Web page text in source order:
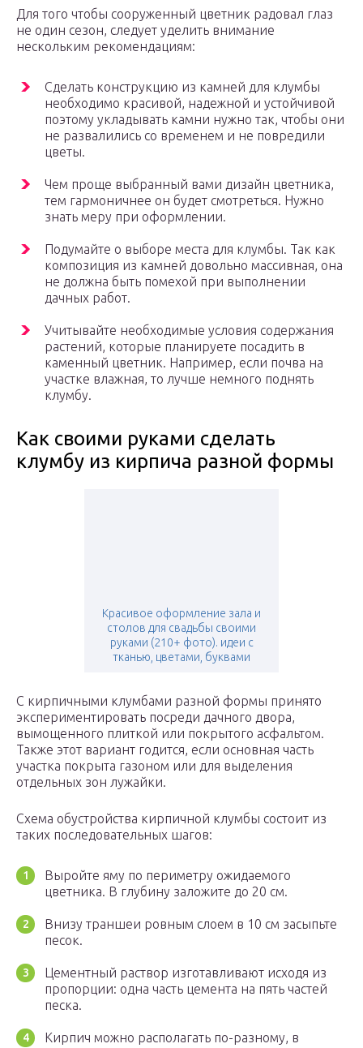
Для того чтобы сооруженный цветник радовал глаз
не один сезон, следует уделить внимание
нескольким рекомендациям:
Сделать конструкцию из камней для клумбы
необходимо красивой, надежной и устойчивой
поэтому укладывать камни нужно так, чтобы они
не развалились со временем и не повредили
цветы.
Чем проще выбранный вами дизайн цветника,
тем гармоничнее он будет смотреться. Нужно
знать меру при оформлении.
Подумайте о выборе места для клумбы. Так как
композиция из камней довольно массивная, она
не должна быть помехой при выполнении
дачных работ.
Учитывайте необходимые условия содержания
растений, которые планируете посадить в
каменный цветник. Например, если почва на
участке влажная, то лучше немного поднять
клумбу.
Как своими руками сделать
клумбу из кирпича разной формы
Красивое оформление зала и
столов для свадьбы своими
руками (210+ фото). идеи с
тканью, цветами, буквами
С кирпичными клумбами разной формы принято
экспериментировать посреди дачного двора,
вымощенного плиткой или покрытого асфальтом.
Также этот вариант годится, если основная часть
участка покрыта газоном или для выделения
отдельных зон лужайки.
Схема обустройства кирпичной клумбы состоит из
таких последовательных шагов:
Выройте яму по периметру ожидаемого
цветника. В глубину заложите до 20 см.
Внизу траншеи ровным слоем в 10 см засыпьте
песок.
Цементный раствор изготавливают исходя из
пропорции: одна часть цемента на пять частей
песка.
Кирпич можно располагать по-разному, в